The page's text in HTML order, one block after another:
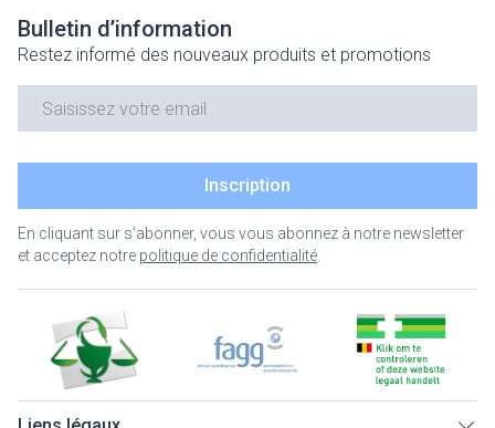
Bulletin d’information
Restez informé des nouveaux produits et promotions
Inscription
En cliquant sur s'abonner, vous vous abonnez à notre newsletter
et acceptez notre politique de confidentialité